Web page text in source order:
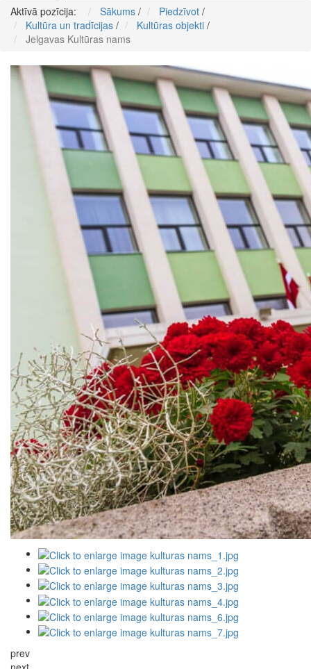
Aktīvā pozīcija:
Sākums / Piedzīvot /
Kultūra un tradīcijas / Kultūras objekti /
Jelgavas Kultūras nams
prev